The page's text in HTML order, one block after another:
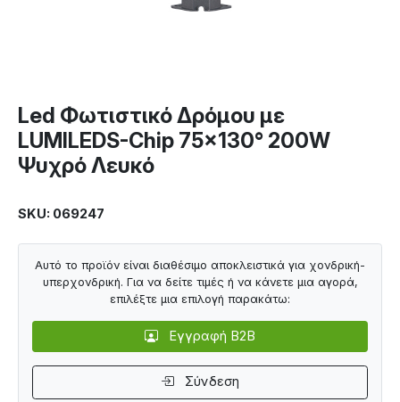
Led Φωτιστικό Δρόμου με
LUMILEDS-Chip 75×130° 200W
Ψυχρό Λευκό
SKU: 069247
Αυτό το προϊόν είναι διαθέσιμο αποκλειστικά για χονδρική-
υπερχονδρική. Για να δείτε τιμές ή να κάνετε μια αγορά,
επιλέξτε μια επιλογή παρακάτω:
Εγγραφή B2B
Σύνδεση